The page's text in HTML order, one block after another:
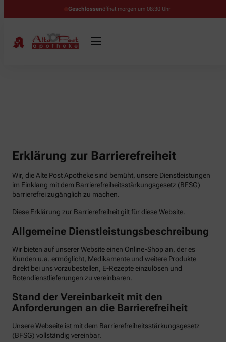
Geschlossenöffnet morgen um 08:30 Uhr
Erklärung zur Barrierefreiheit
Wir, die Alte Post Apotheke sind bemüht, unsere Dienstleistungen
im Einklang mit dem Barrierefreiheitsstärkungsgesetz (BFSG)
barrierefrei zugänglich zu machen.
Diese Erklärung zur Barrierefreiheit gilt für diese Website.
Allgemeine Dienstleistungsbeschreibung
Wir bieten auf unserer Website einen Online-Shop an, der es
Kunden u.a. ermöglicht, Medikamente und weitere Produkte
direkt bei uns vorzubestellen, E-Rezepte einzulösen und
Botendienstlieferungen zu vereinbaren.
Stand der Vereinbarkeit mit den
Anforderungen an die Barrierefreiheit
Unsere Webseite ist mit dem Barrierefreiheitsstärkungsgesetz
(BFSG) vollständig vereinbar.